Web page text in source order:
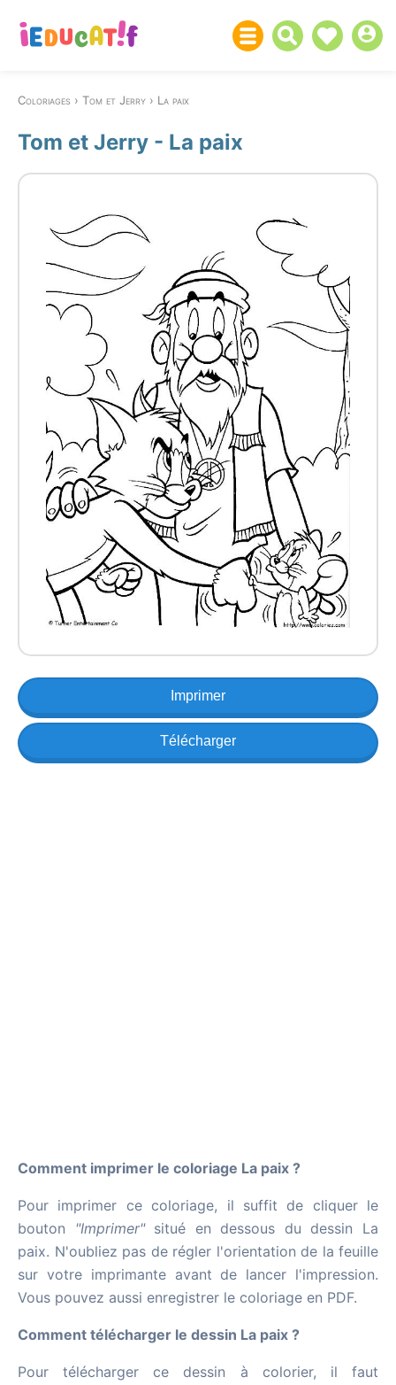
Coloriages Tom et Jerry La paix
Tom et Jerry - La paix
Imprimer
Télécharger
Comment imprimer le coloriage La paix ?
Pour imprimer ce coloriage, il suffit de cliquer le
bouton "Imprimer"situé en dessous du dessin La
paix. N'oubliez pas de régler l'orientation de la feuille
sur votre imprimante avant de lancer l'impression.
Vous pouvez aussi enregistrer le coloriage en PDF.
Comment télécharger le dessin La paix ?
Pour télécharger ce dessin à colorier, il faut